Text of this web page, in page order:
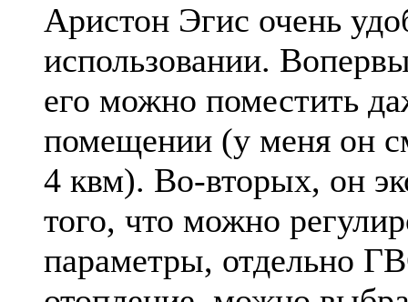
Аристон Эгис очень
использовании.
его можно поместить
помещении (у меня он
4 квм). Во-вторых, он
того, что можно
параметры, отдельно